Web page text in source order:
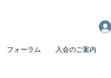
フォーラム 入会のご案内